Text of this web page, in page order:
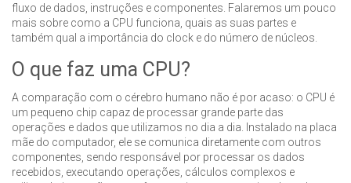
fluxo de dados, instruções e componentes. Falaremos um pouco
mais sobre como a CPU funciona, quais as suas partes e
também qual a importância do clock e do número de núcleos.
O que faz uma CPU?
A comparação com o cérebro humano não é por acaso: o CPU é
um pequeno chip capaz de processar grande parte das
operações e dados que utilizamos no dia a dia. Instalado na placa
mãe do computador, ele se comunica diretamente com outros
componentes, sendo responsável por processar os dados
recebidos, executando operações, cálculos complexos e